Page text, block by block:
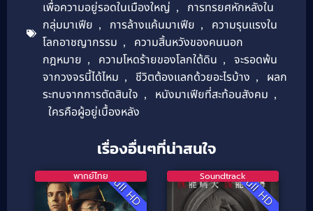
เพื่อความอยู่รอดในเมืองใหญ่ ,
การทรยศหักหลังใน
กลุ่มมาเฟีย , การล้างแค้นมาเฟีย ,
ความรุนแรงใน
โลกอาชญากรรม ,
ความสิ้นหวังของคนนอก
กฎหมาย , ความโหดร้ายของโลกใต้ดิน ,
จะรอดพ้น
จากวงจรนี้ได้ไหม , ชีวิตต้องแลกด้วยอะไรบ้าง ,
ผลก
ระทบจากการตัดสินใจ , หนังมาเฟียที่สะท้อนสังคม ,
ใครคือผู้อยู่เบื้องหลัง
เรื่องอื่นๆที่น่าสนใจ
Full HD
พากย์ไทย Full HD
Soundtrack